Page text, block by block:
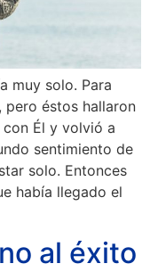
muy solo. Para
pero éstos hallaron
Él y volvió a
sentimiento de
solo. Entonces
había llegado el
al éxito